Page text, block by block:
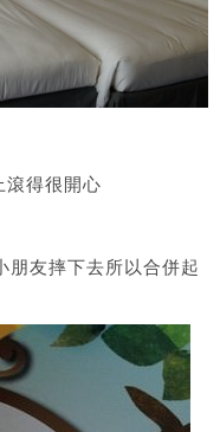
得很開心
朋友摔下去所以合併起